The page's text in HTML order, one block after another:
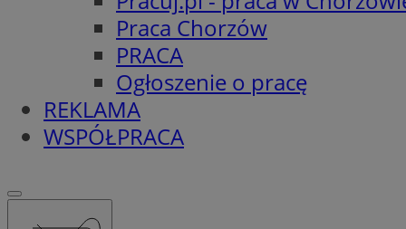
Praca Chorzów
PRACA
Ogłoszenie o pracę
REKLAMA
WSPÓŁPRACA